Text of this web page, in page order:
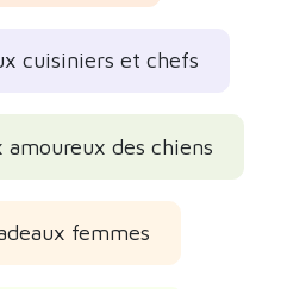
cuisiniers et chefs
amoureux des chiens
femmes